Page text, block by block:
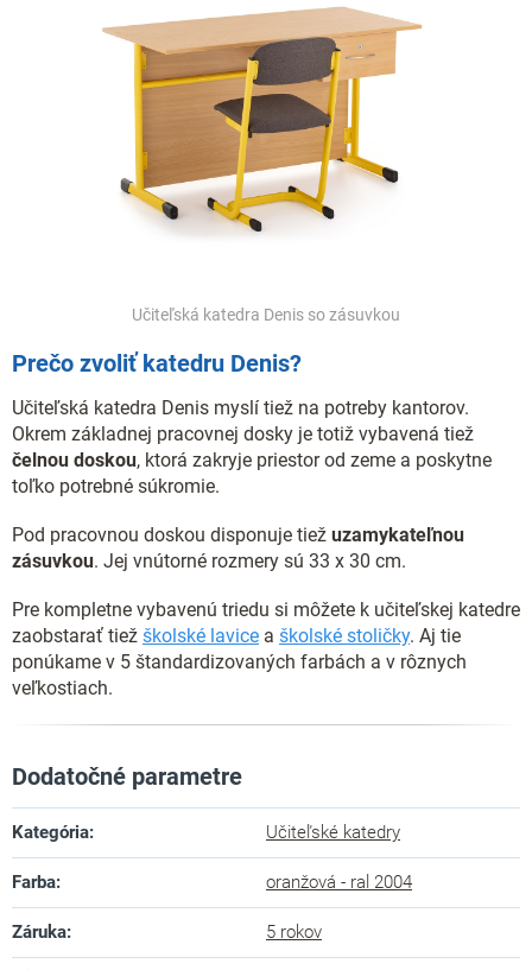
Učiteľská katedra Denis so zásuvkou
Prečo zvoliť katedru Denis?
Učiteľská katedra Denis myslí tiež na potreby kantorov.
Okrem základnej pracovnej dosky je totiž vybavená tiež
čelnou doskou, ktorá zakryje priestor od zeme a poskytne
toľko potrebné súkromie.
Pod pracovnou doskou disponuje tiež uzamykateľnou
zásuvkou. Jej vnútorné rozmery sú 33 x 30 cm.
Pre kompletne vybavenú triedu si môžete k učiteľskej katedre
zaobstarať tiež školské lavice a školské stoličky. Aj tie
ponúkame v 5 štandardizovaných farbách a v rôznych
veľkostiach.
Dodatočné parametre
Kategória: Učiteľské katedry
Farba: oranžová - ral 2004
Záruka: 5 rokov